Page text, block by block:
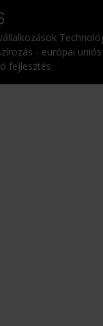
- európai uniós
fejlesztés